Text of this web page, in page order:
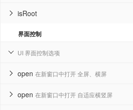
isRoot

界面控制
UI 界面控制选项

open 在新窗口中打开 全屏、横屏

open 在新窗口中打开 自适应横竖屏
